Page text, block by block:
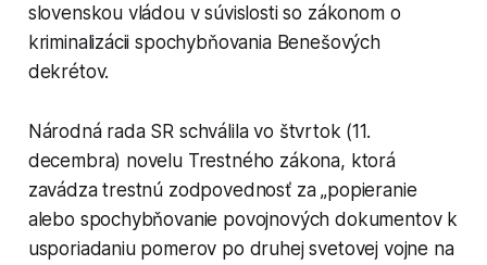
slovenskou vládou v súvislosti so zákonom o
kriminalizácii spochybňovania Benešových
dekrétov.
Národná rada SR schválila vo štvrtok (11.
decembra) novelu Trestného zákona, ktorá
zavádza trestnú zodpovednosť za „popieranie
alebo spochybňovanie povojnových dokumentov k
usporiadaniu pomerov po druhej svetovej vojne na